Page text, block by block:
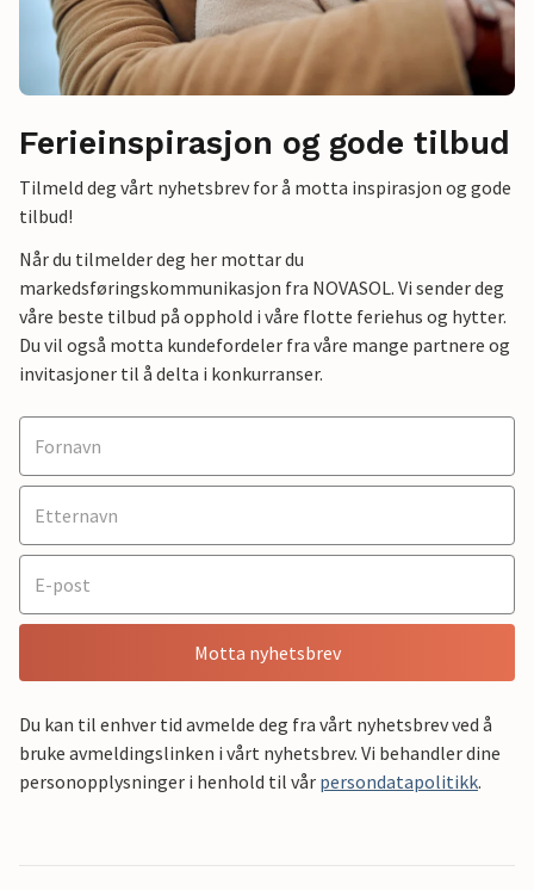
Ferieinspirasjon og gode tilbud
Tilmeld deg vårt nyhetsbrev for å motta inspirasjon og gode
tilbud!
Når du tilmelder deg her mottar du
markedsføringskommunikasjon fra NOVASOL. Vi sender deg
våre beste tilbud på opphold i våre flotte feriehus og hytter.
Du vil også motta kundefordeler fra våre mange partnere og
invitasjoner til å delta i konkurranser.
Motta nyhetsbrev
Du kan til enhver tid avmelde deg fra vårt nyhetsbrev ved å
bruke avmeldingslinken i vårt nyhetsbrev. Vi behandler dine
personopplysninger i henhold til vår persondatapolitikk.